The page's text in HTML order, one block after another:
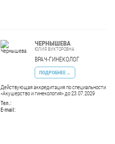
ЧЕРНЫШЕВА
ЮЛИЯ ВИКТОРОВНА
ВРАЧ-ГИНЕКОЛОГ
ПОДРОБНЕЕ …
Действующая аккредитация по специальности
«Акушерство и гинекология» до 23.07.2029
Тел.:
E-mail: